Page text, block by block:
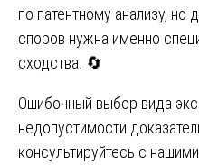
по патентному анализу, но
споров нужна именно
сходства. 🔄
Ошибочный выбор вида
недопустимости
консультируйтесь с